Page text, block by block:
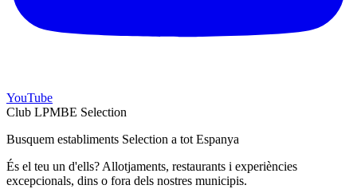
YouTube
Club LPMBE Selection
Busquem establiments Selection a tot Espanya
És el teu un d'ells? Allotjaments, restaurants i experiències
excepcionals, dins o fora dels nostres municipis.